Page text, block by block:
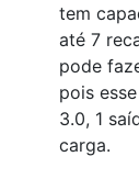
tem
até 7
pode
pois
3.0, 1
carga.